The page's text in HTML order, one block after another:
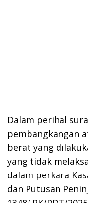
Dalam perihal
pembangkangan
berat yang
yang tidak
dalam perkara
dan Putusan